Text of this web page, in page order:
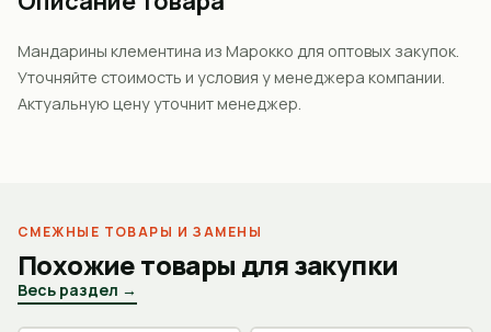
Мандарины клементина из Марокко для оптовых закупок.
Уточняйте стоимость и условия у менеджера компании.
Актуальную цену уточнит менеджер.
СМЕЖНЫЕ ТОВАРЫ И ЗАМЕНЫ
Похожие товары для закупки
Весь раздел →